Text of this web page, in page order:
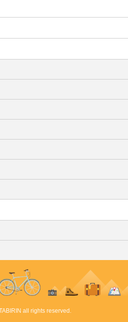
all rights reserved.